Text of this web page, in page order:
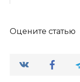
Оцените статью